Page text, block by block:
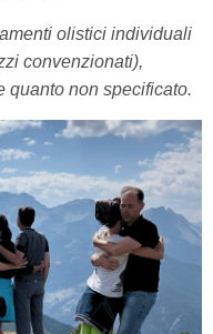
olistici individuali
convenzionati),
quanto non specificato.